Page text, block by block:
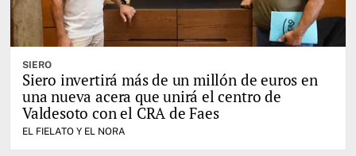
SIERO
Siero invertirá más de un millón de euros en
una nueva acera que unirá el centro de
Valdesoto con el CRA de Faes
EL FIELATO Y EL NORA